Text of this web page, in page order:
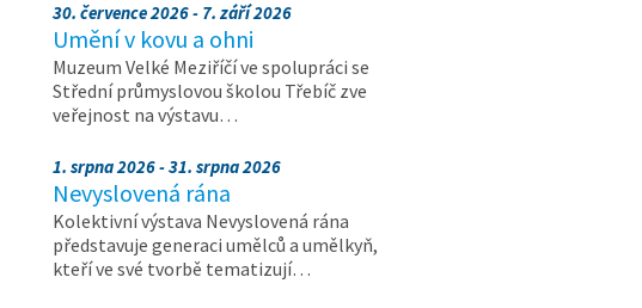
30. července 2026 - 7. září 2026
Umění v kovu a ohni
Muzeum Velké Meziříčí ve spolupráci se
Střední průmyslovou školou Třebíč zve
veřejnost na výstavu…
1. srpna 2026 - 31. srpna 2026
Nevyslovená rána
Kolektivní výstava Nevyslovená rána
představuje generaci umělců a umělkyň,
kteří ve své tvorbě tematizují…